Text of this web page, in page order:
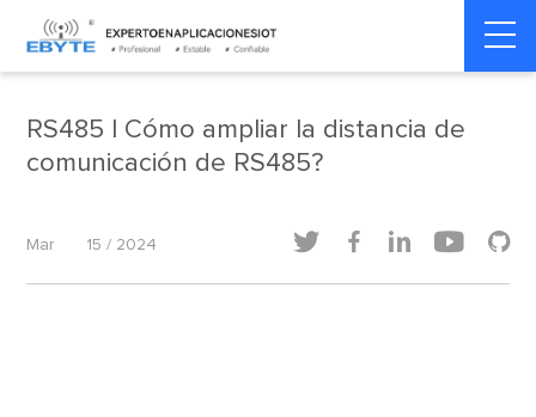
Home > Dinámica de la industria Dinámica de la industria
RS485 | Cómo ampliar la distancia de
comunicación de RS485?
Mar 15 / 2024     